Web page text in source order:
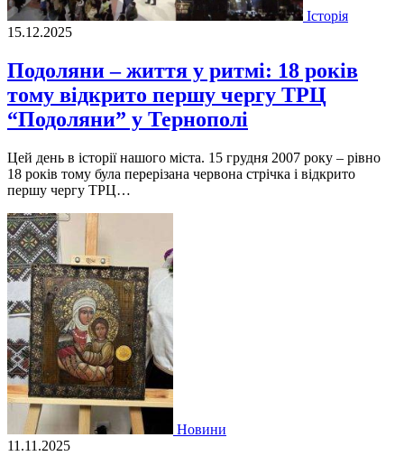
Історія
15.12.2025
Подоляни – життя у ритмі: 18 років
тому відкрито першу чергу ТРЦ
“Подоляни” у Тернополі
Цей день в історії нашого міста. 15 грудня 2007 року – рівно
18 років тому була перерізана червона стрічка і відкрито
першу чергу ТРЦ…
Новини
11.11.2025